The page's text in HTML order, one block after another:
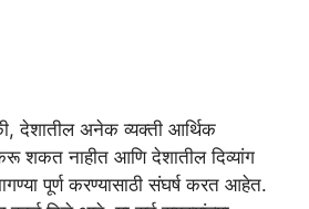
देशातील अनेक व्यक्ती आर्थिक
शकत नाहीत आणि देशातील दिव्यांग
पूर्ण करण्यासाठी संघर्ष करत आहेत.